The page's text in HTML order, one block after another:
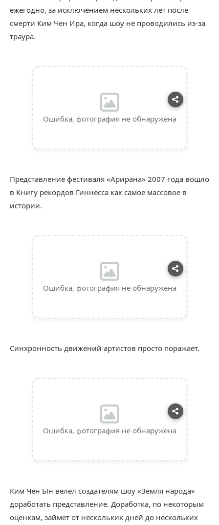
ежегодно, за исключением нескольких лет после
смерти Ким Чен Ира, когда шоу не проводились из-за
траура.
Ошибка, фотография не обнаружена
Представление фестиваля «Арирана» 2007 года вошло
в Книгу рекордов Гиннесса как самое массовое в
истории.
Ошибка, фотография не обнаружена
Синхронность движений артистов просто поражает.
Ошибка, фотография не обнаружена
Ким Чен Ын велел создателям шоу «Земля народа»
доработать представление. Доработка, по некоторым
оценкам, займет от нескольких дней до нескольких